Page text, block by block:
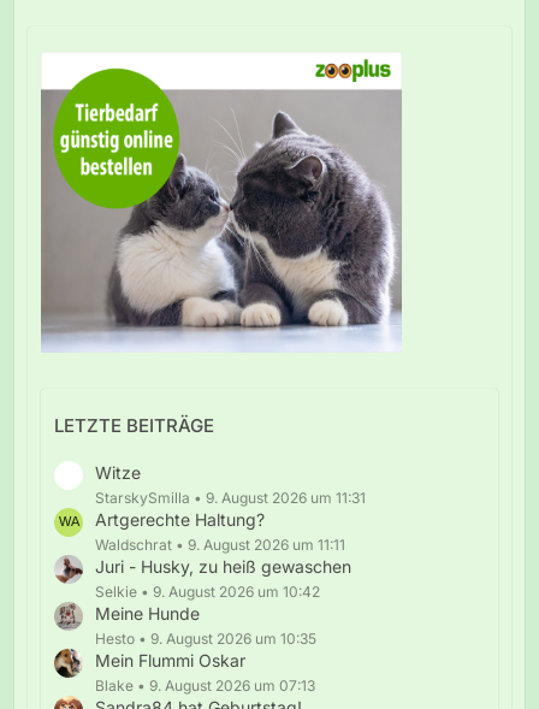
LETZTE BEITRÄGE
Witze
StarskySmilla 9. August 2026 um 11:31
Artgerechte Haltung?
Waldschrat 9. August 2026 um 11:11
Juri - Husky, zu heiß gewaschen
Selkie 9. August 2026 um 10:42
Meine Hunde
Hesto 9. August 2026 um 10:35
Mein Flummi Oskar
Blake 9. August 2026 um 07:13